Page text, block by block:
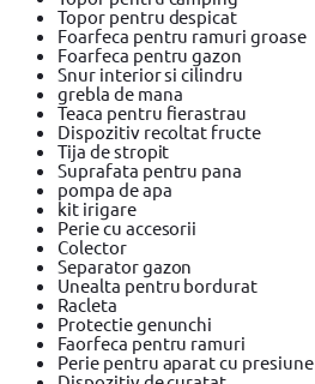
Topor pentru despicat
Foarfeca pentru ramuri groase
Foarfeca pentru gazon
Snur interior si cilindru
grebla de mana
Teaca pentru fierastrau
Dispozitiv recoltat fructe
Tija de stropit
Suprafata pentru pana
pompa de apa
kit irigare
Perie cu accesorii
Colector
Separator gazon
Unealta pentru bordurat
Racleta
Protectie genunchi
Faorfeca pentru ramuri
Perie pentru aparat cu presiune